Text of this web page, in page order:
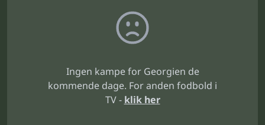
Ingen kampe for Georgien de
kommende dage. For anden fodbold i
TV - klik her